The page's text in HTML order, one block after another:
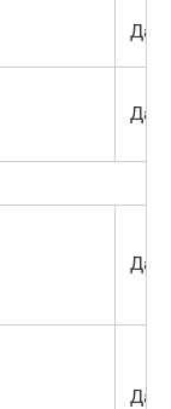
Да
Да
Да
Да